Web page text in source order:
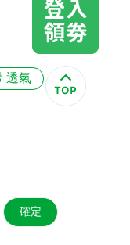
透氣
確定